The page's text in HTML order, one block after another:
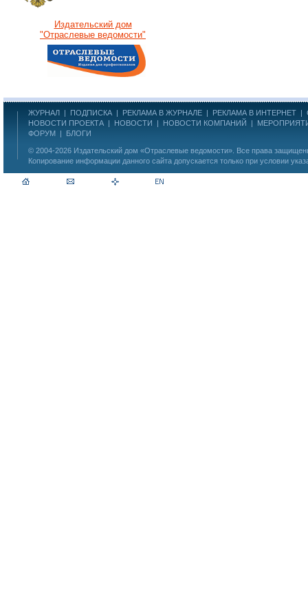
Издательский дом
"Отраслевые ведомости"
ЖУРНАЛ | ПОДПИСКА | РЕКЛАМА В ЖУРНАЛЕ | РЕКЛАМА В ИНТЕРНЕТ |
НОВОСТИ ПРОЕКТА | НОВОСТИ | НОВОСТИ КОМПАНИЙ |
ФОРУМ | БЛОГИ
© 2004-2026 Издательский дом «Отраслевые ведомости» . Все права
Копирование информации данного сайта допускается только при условии